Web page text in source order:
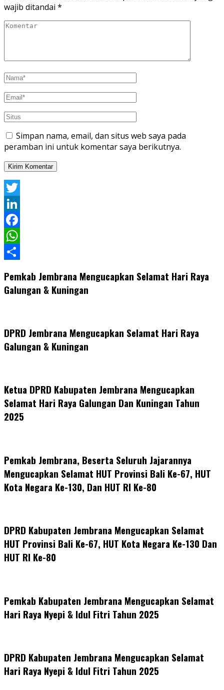
wajib ditandai *
Simpan nama, email, dan situs web saya pada
peramban ini untuk komentar saya berikutnya.
Twitter
LinkedIn
Facebook
WhatsApp
Pemkab Jembrana Mengucapkan Selamat Hari Raya
Galungan & Kuningan
DPRD Jembrana Mengucapkan Selamat Hari Raya
Galungan & Kuningan
Ketua DPRD Kabupaten Jembrana Mengucapkan
Selamat Hari Raya Galungan Dan Kuningan Tahun
2025
Pemkab Jembrana, Beserta Seluruh Jajarannya
Mengucapkan Selamat HUT Provinsi Bali Ke-67, HUT
Kota Negara Ke-130, Dan HUT RI Ke-80
DPRD Kabupaten Jembrana Mengucapkan Selamat
HUT Provinsi Bali Ke-67, HUT Kota Negara Ke-130 Dan
HUT RI Ke-80
Pemkab Kabupaten Jembrana Mengucapkan Selamat
Hari Raya Nyepi & Idul Fitri Tahun 2025
DPRD Kabupaten Jembrana Mengucapkan Selamat
Hari Raya Nyepi & Idul Fitri Tahun 2025